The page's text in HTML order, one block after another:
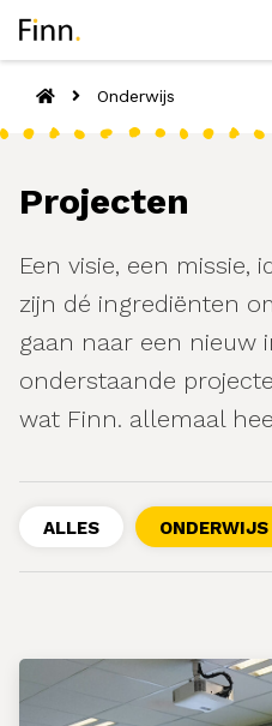
Onderwijs
Projecten
Een visie, een
zijn dé ingrediënten
gaan naar een nieuw
onderstaande
wat Finn. allemaal
ALLES ONDERWIJS